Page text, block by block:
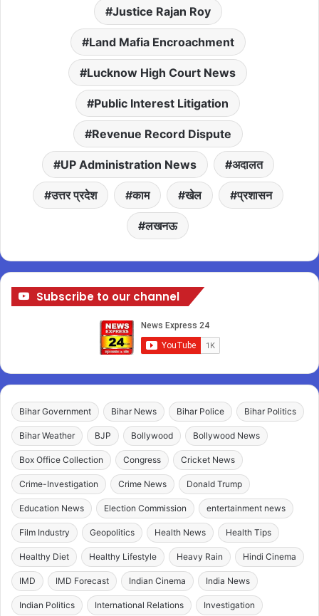
Justice Rajan Roy
Land Mafia Encroachment
Lucknow High Court News
Public Interest Litigation
Revenue Record Dispute
UP Administration News अदालत
उत्तर प्रदेश काम खेल प्रशासन
लखनऊ
Subscribe to our channel
Bihar Government Bihar News Bihar Police Bihar Politics
Bihar Weather BJP Bollywood Bollywood News
Box Office Collection Congress Cricket News
Crime-Investigation Crime News Donald Trump
Education News Election Commission entertainment news
Film Industry Geopolitics Health News Health Tips
Healthy Diet Healthy Lifestyle Heavy Rain Hindi Cinema
IMD IMD Forecast Indian Cinema India News
Indian Politics International Relations Investigation